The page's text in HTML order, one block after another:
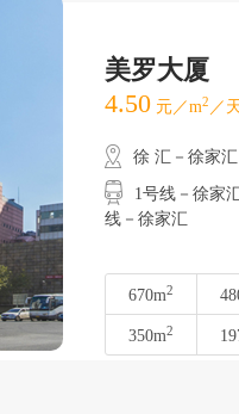
美罗大厦
4.50 元／m2 ／
徐 汇－徐家汇
1号线－徐家汇
线－徐家汇
670m2
350m2